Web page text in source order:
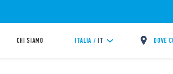
CHI SIAMO ITALIA / IT DOVE